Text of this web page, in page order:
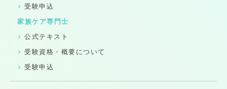
受験申込
家族ケア専門士
公式テキスト
受験資格・概要について
受験申込